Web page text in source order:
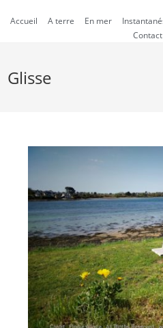
Accueil A terre En mer
Contact
Glisse